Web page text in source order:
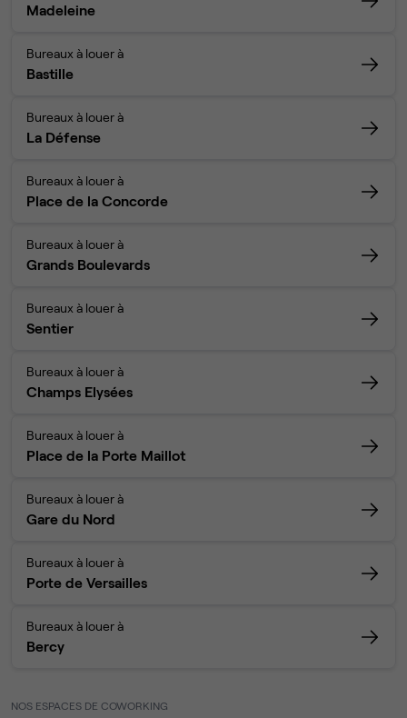
Madeleine
Bureaux à louer à
Bastille
Bureaux à louer à
La Défense
Bureaux à louer à
Place de la Concorde
Bureaux à louer à
Grands Boulevards
Bureaux à louer à
Sentier
Bureaux à louer à
Champs Elysées
Bureaux à louer à
Place de la Porte Maillot
Bureaux à louer à
Gare du Nord
Bureaux à louer à
Porte de Versailles
Bureaux à louer à
Bercy
NOS ESPACES DE COWORKING